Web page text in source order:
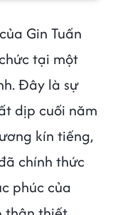
Gin Tuấn
tại một
Đây là sự
dịp cuối năm
kín tiếng,
chính thức
phúc của